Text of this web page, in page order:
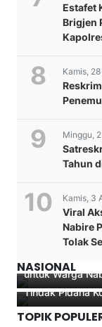
Estafet
Brigjen
Kamis,
Minggu,
Tahun
Kamis, 3
Viral
Nabire
Tolak
NASIONAL
Kapolda Papua
Tebar
untuk Warga
Tim Jaksa
Negeri Nabire
Melakukan
kerugian
Negara Dan
Tindak Pidana
TOPIK